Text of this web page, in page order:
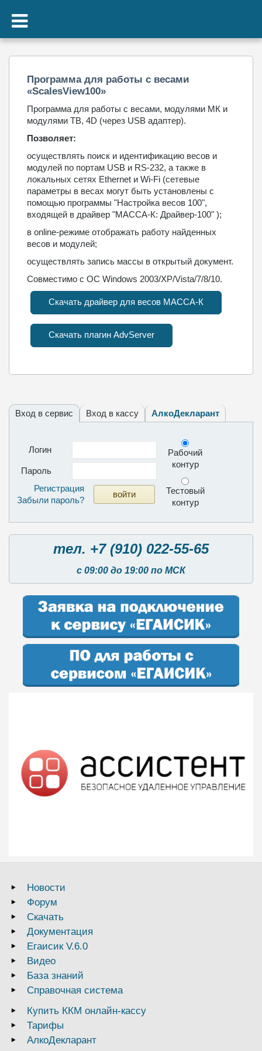
Программа для работы с весами
«ScalesView100»
Программа для работы с весами, модулями МК и
модулями ТВ, 4D (через USB адаптер).
Позволяет:
осуществлять поиск и идентификацию весов и
модулей по портам USB и RS-232, а также в
локальных сетях Ethernet и Wi-Fi (cетевые
параметры в весах могут быть установлены с
помощью программы "Настройка весов 100",
входящей в драйвер "МАССА-К: Драйвер-100" );
в online-режиме отображать работу найденных
весов и модулей;
осуществлять запись массы в открытый документ.
Совместимо с ОС Windows 2003/XP/Vista/7/8/10.
Скачать драйвер для весов МАССА-К
Скачать плагин AdvServer
Вход в сервис Вход в кассу АлкоДекларант
Логин
Пароль
Регистрация
Забыли пароль?
Рабочий
контур
Тестовый
контур
тел. +7 (910) 022-55-65
с 09:00 до 19:00 по МСК
Новости
Форум
Скачать
Документация
Егаисик V.6.0
Видео
База знаний
Справочная система
Купить ККМ онлайн-кассу
Тарифы
АлкоДекларант